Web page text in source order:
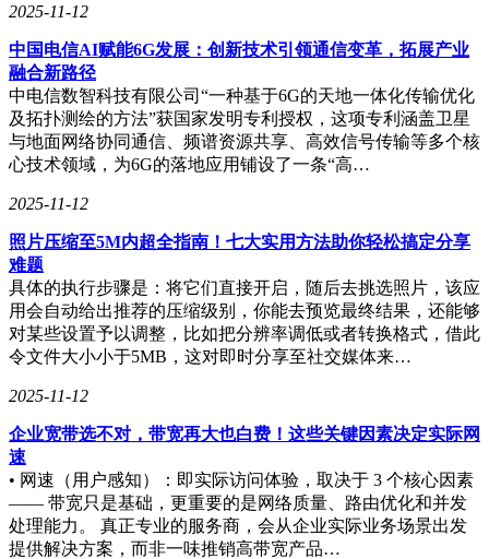
2025-11-12
中国电信AI赋能6G发展：创新技术引领通信变革，拓展产业
融合新路径
中电信数智科技有限公司“一种基于6G的天地一体化传输优化
及拓扑测绘的方法”获国家发明专利授权，这项专利涵盖卫星
与地面网络协同通信、频谱资源共享、高效信号传输等多个核
心技术领域，为6G的落地应用铺设了一条“高…
2025-11-12
照片压缩至5M内超全指南！七大实用方法助你轻松搞定分享
难题
具体的执行步骤是：将它们直接开启，随后去挑选照片，该应
用会自动给出推荐的压缩级别，你能去预览最终结果，还能够
对某些设置予以调整，比如把分辨率调低或者转换格式，借此
令文件大小小于5MB，这对即时分享至社交媒体来…
2025-11-12
企业宽带选不对，带宽再大也白费！这些关键因素决定实际网
速
• 网速（用户感知）：即实际访问体验，取决于 3 个核心因素
—— 带宽只是基础，更重要的是网络质量、路由优化和并发
处理能力。 真正专业的服务商，会从企业实际业务场景出发
提供解决方案，而非一味推销高带宽产品…